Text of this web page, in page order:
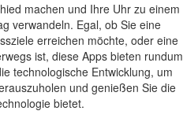
machen und Ihre Uhr zu einem
verwandeln. Egal, ob Sie eine
erreichen möchte, oder eine
ist, diese Apps bieten rundum
technologische Entwicklung, um
und genießen Sie die
bietet.